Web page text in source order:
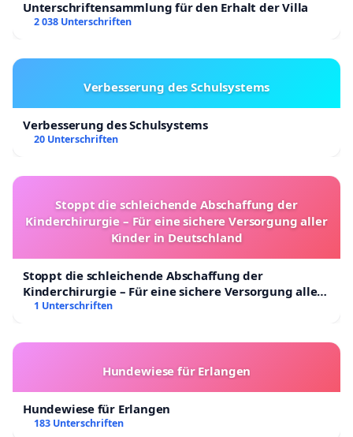
Unterschriftensammlung für den Erhalt der Villa
2 038 Unterschriften
Verbesserung des Schulsystems
Verbesserung des Schulsystems
20 Unterschriften
Stoppt die schleichende Abschaffung der
Kinderchirurgie – Für eine sichere Versorgung aller
Kinder in Deutschland
Stoppt die schleichende Abschaffung der
Kinderchirurgie – Für eine sichere Versorgung aller
Kinder in Deutschland
1 Unterschriften
Hundewiese für Erlangen
Hundewiese für Erlangen
183 Unterschriften